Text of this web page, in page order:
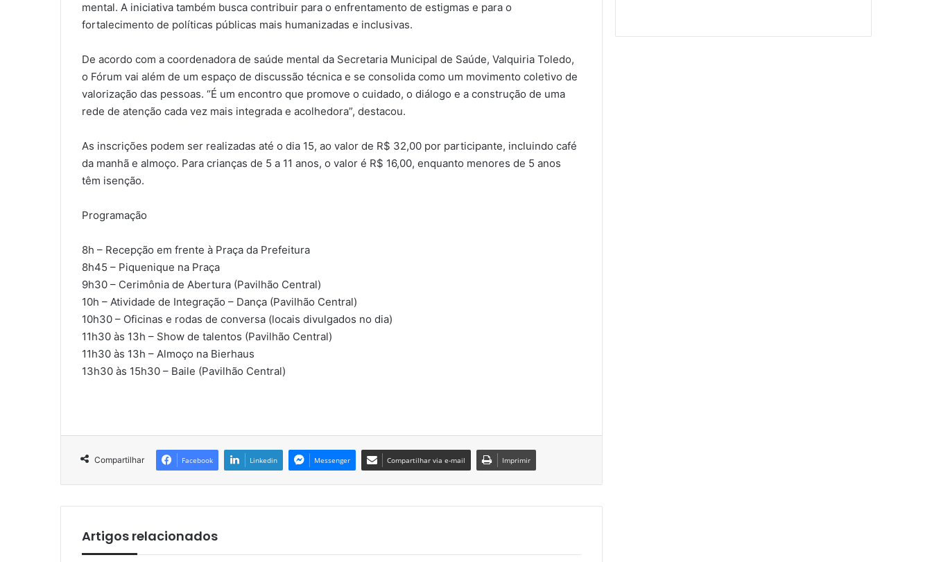
mental. A iniciativa também busca contribuir para o enfrentamento de estigmas e para o
fortalecimento de políticas públicas mais humanizadas e inclusivas.
De acordo com a coordenadora de saúde mental da Secretaria Municipal de Saúde, Valquiria Toledo,
o Fórum vai além de um espaço de discussão técnica e se consolida como um movimento coletivo de
valorização das pessoas. “É um encontro que promove o cuidado, o diálogo e a construção de uma
rede de atenção cada vez mais integrada e acolhedora”, destacou.
As inscrições podem ser realizadas até o dia 15, ao valor de R$ 32,00 por participante, incluindo café
da manhã e almoço. Para crianças de 5 a 11 anos, o valor é R$ 16,00, enquanto menores de 5 anos
têm isenção.
Programação
8h – Recepção em frente à Praça da Prefeitura
8h45 – Piquenique na Praça
9h30 – Cerimônia de Abertura (Pavilhão Central)
10h – Atividade de Integração – Dança (Pavilhão Central)
10h30 – Oficinas e rodas de conversa (locais divulgados no dia)
11h30 às 13h – Show de talentos (Pavilhão Central)
11h30 às 13h – Almoço na Bierhaus
13h30 às 15h30 – Baile (Pavilhão Central)
Compartilhar Facebook Linkedin Messenger Compartilhar via e-mail Imprimir
Artigos relacionados